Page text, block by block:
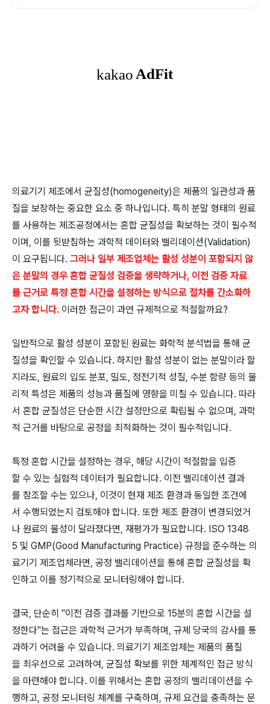
의료기기 제조에서 균질성(homogeneity)은 제품의 일관성과 품
질을 보장하는 중요한 요소 중 하나입니다. 특히 분말 형태의 원료
를 사용하는 제조공정에서는 혼합 균질성을 확보하는 것이 필수적
이며, 이를 뒷받침하는 과학적 데이터와 밸리데이션(Validation)
이 요구됩니다. 그러나 일부 제조업체는 활성 성분이 포함되지 않
은 분말의 경우 혼합 균질성 검증을 생략하거나, 이전 검증 자료
를 근거로 특정 혼합 시간을 설정하는 방식으로 절차를 간소화하
고자 합니다. 이러한 접근이 과연 규제적으로 적절할까요?
일반적으로 활성 성분이 포함된 원료는 화학적 분석법을 통해 균
질성을 확인할 수 있습니다. 하지만 활성 성분이 없는 분말이라 할
지라도, 원료의 입도 분포, 밀도, 정전기적 성질, 수분 함량 등의 물
리적 특성은 제품의 성능과 품질에 영향을 미칠 수 있습니다. 따라
서 혼합 균질성은 단순한 시간 설정만으로 확립될 수 없으며, 과학
적 근거를 바탕으로 공정을 최적화하는 것이 필수적입니다.
특정 혼합 시간을 설정하는 경우, 해당 시간이 적절함을 입증
할 수 있는 실험적 데이터가 필요합니다. 이전 밸리데이션 결과
를 참조할 수는 있으나, 이것이 현재 제조 환경과 동일한 조건에
서 수행되었는지 검토해야 합니다. 또한 제조 환경이 변경되었거
나 원료의 물성이 달라졌다면, 재평가가 필요합니다. ISO 1348
5 및 GMP(Good Manufacturing Practice) 규정을 준수하는 의
료기기 제조업체라면, 공정 밸리데이션을 통해 혼합 균질성을 확
인하고 이를 정기적으로 모니터링해야 합니다.
결국, 단순히 "이전 검증 결과를 기반으로 15분의 혼합 시간을 설
정한다"는 접근은 과학적 근거가 부족하며, 규제 당국의 감사를 통
과하기 어려울 수 있습니다. 의료기기 제조업체는 제품의 품질
을 최우선으로 고려하여, 균질성 확보를 위한 체계적인 접근 방식
을 마련해야 합니다. 이를 위해서는 혼합 공정의 밸리데이션을 수
행하고, 공정 모니터링 체계를 구축하며, 규제 요건을 충족하는 문